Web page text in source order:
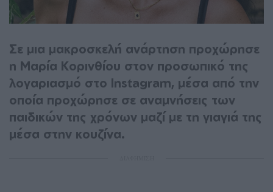
Σε μια μακροσκελή ανάρτηση προχώρησε
η Μαρία Κορινθίου στον προσωπικό της
λογαριασμό στο Instagram, μέσα από την
οποία προχώρησε σε αναμνήσεις των
παιδικών της χρόνων μαζί με τη γιαγιά της
μέσα στην κουζίνα.